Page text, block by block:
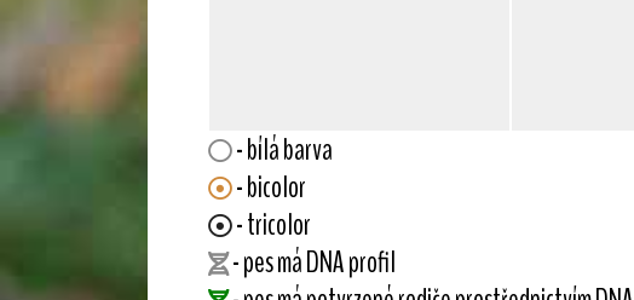
- bílá barva
- bicolor
- tricolor
- pes má DNA profil